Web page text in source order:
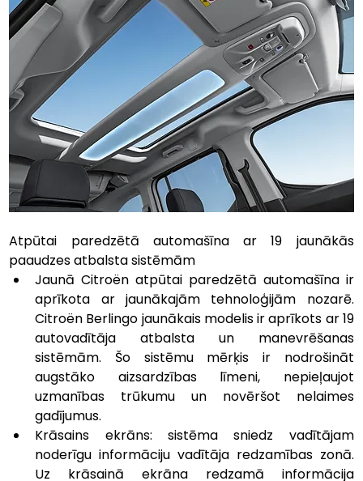
Atpūtai paredzētā automašīna ar 19 jaunākās
paaudzes atbalsta sistēmām
Jaunā Citroën atpūtai paredzētā automašīna ir
aprīkota ar jaunākajām tehnoloģijām nozarē.
Citroën Berlingo jaunākais modelis ir aprīkots ar 19
autovadītāja atbalsta un manevrēšanas
sistēmām. Šo sistēmu mērķis ir nodrošināt
augstāko aizsardzības līmeni, nepieļaujot
uzmanības trūkumu un novēršot nelaimes
gadījumus.
Krāsains ekrāns: sistēma sniedz vadītājam
noderīgu informāciju vadītāja redzamības zonā.
Uz krāsainā ekrāna redzamā informācija